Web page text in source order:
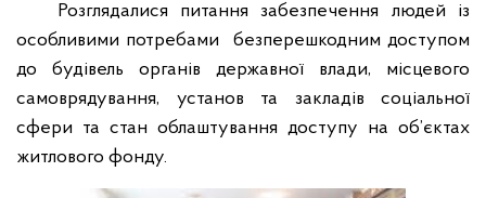
Розглядалися питання забезпечення людей із
особливими потребами
безперешкодним доступом
до будівель органів державної влади, місцевого
самоврядування, установ та закладів соціальної
сфери та стан облаштування доступу на об’єктах
житлового фонду.